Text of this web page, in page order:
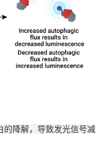
降解，导致发光信号减